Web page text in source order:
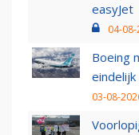
easyJet
04-
Boeing
03-08-